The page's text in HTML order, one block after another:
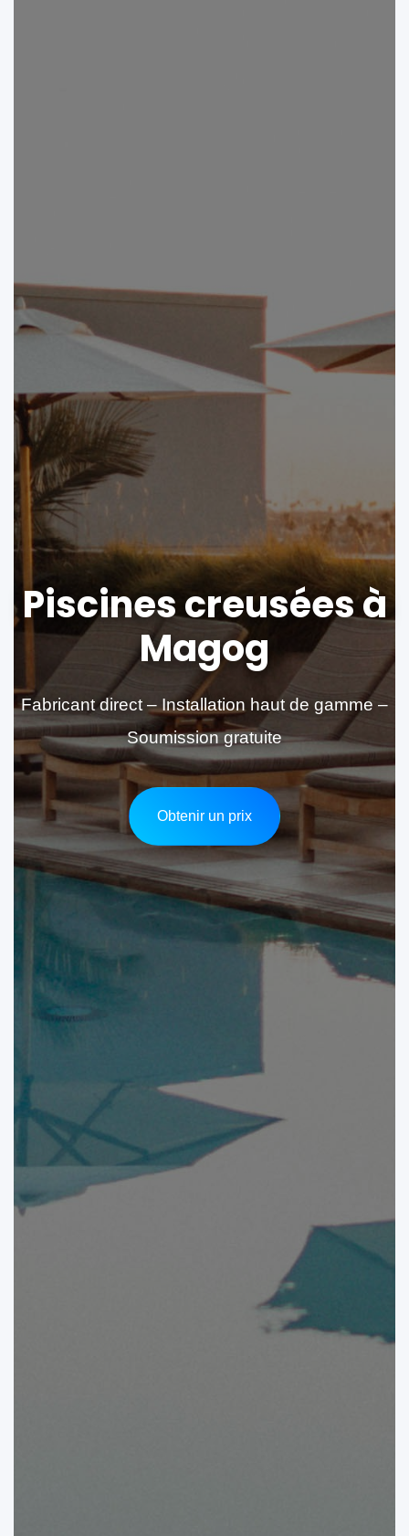
Piscines creusées à
Magog
Fabricant direct – Installation haut de gamme –
Soumission gratuite
Obtenir un prix